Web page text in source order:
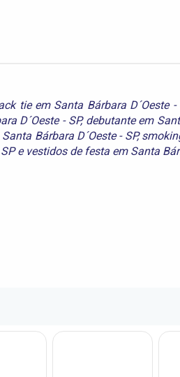
tie em Santa Bárbara D´Oeste -
D´Oeste - SP, debutante em
Bárbara D´Oeste - SP,
e vestidos de festa em Santa